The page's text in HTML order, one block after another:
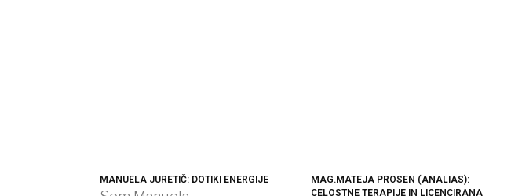
MANUELA JURETIČ: DOTIKI ENERGIJE
MAG.MATEJA PROSEN (ANALIAS):
CELOSTNE TERAPIJE IN LICENCIRANA